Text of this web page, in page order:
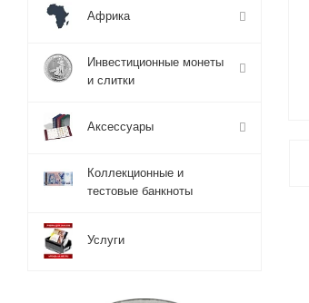
Африка
Инвестиционные монеты
и слитки
Аксессуары
Коллекционные и
тестовые банкноты
Услуги